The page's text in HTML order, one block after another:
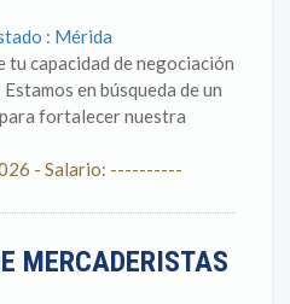
: Mérida
tu capacidad de negociación
en búsqueda de un
fortalecer nuestra
- Salario: ----------
MERCADERISTAS